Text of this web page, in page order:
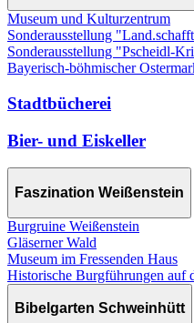
Museum und Kulturzentrum
Sonderausstellung
Sonderausstellung "Pscheidl-
Bayerisch-böhmischer
Stadtbücherei
Bier- und Eiskeller
Faszination Weißenstein
Burgruine Weißenstein
Gläserner Wald
Museum im Fressenden Haus
Historische Burgführungen auf
Bibelgarten Schweinhütt